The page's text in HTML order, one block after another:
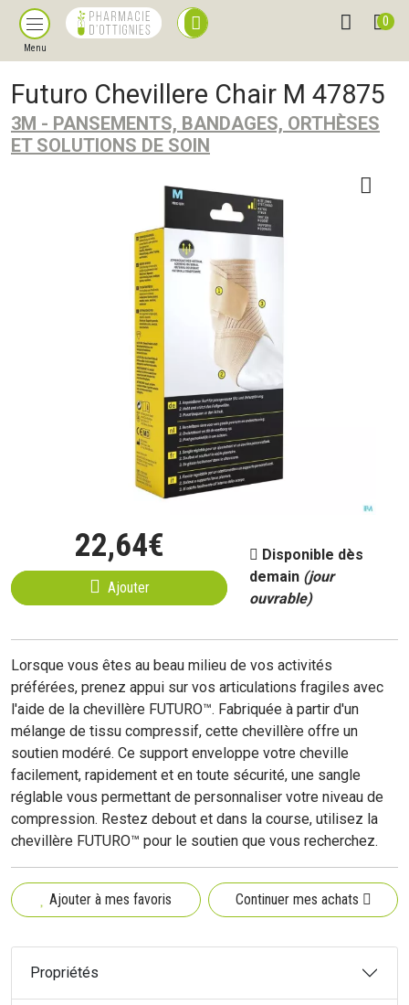
Menu
0
Futuro Chevillere Chair M 47875
3M - PANSEMENTS, BANDAGES, ORTHÈSES
ET SOLUTIONS DE SOIN
22,64€
Ajouter
Disponible dès
demain (jour
ouvrable)
Lorsque vous êtes au beau milieu de vos activités
préférées, prenez appui sur vos articulations fragiles avec
l'aide de la chevillère FUTURO™. Fabriquée à partir d'un
mélange de tissu compressif, cette chevillère offre un
soutien modéré. Ce support enveloppe votre cheville
facilement, rapidement et en toute sécurité, une sangle
réglable vous permettant de personnaliser votre niveau de
compression. Restez debout et dans la course, utilisez la
chevillère FUTURO™ pour le soutien que vous recherchez.
Ajouter à mes favoris Continuer mes achats
Propriétés